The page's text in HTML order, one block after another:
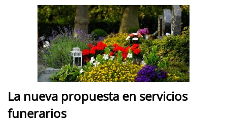
La nueva propuesta en servicios
funerarios